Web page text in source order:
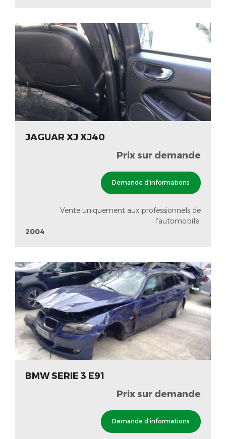
JAGUAR XJ XJ40
Prix sur demande
Demande d'informations
Vente uniquement aux professionnels de
l'automobile.
2004
BMW SERIE 3 E91
Prix sur demande
Demande d'informations